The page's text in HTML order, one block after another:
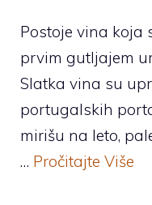
Postoje vina koja
prvim gutljajem
Slatka vina su
portugalskih
mirišu na leto,
… Pročitajte Više